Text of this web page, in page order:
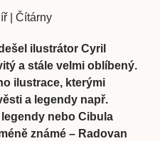
ilustrátor Cyril
a stále velmi oblíbený.
ilustrace, kterými
a legendy např.
nebo Cibula
známé – Radovan